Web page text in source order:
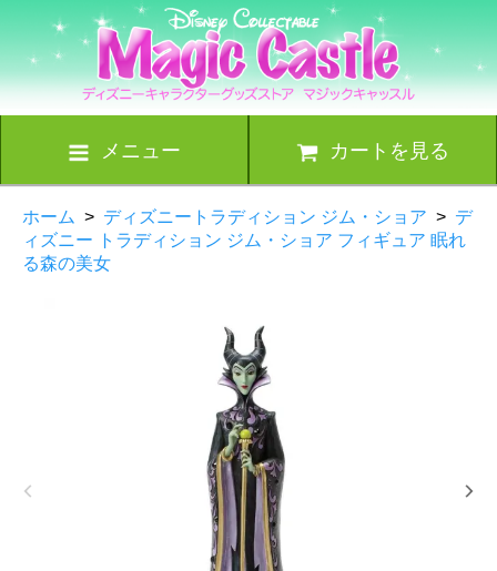
メニュー カートを見る
ホーム > ディズニートラディション ジム・ショア > デ
ィズニー トラディション ジム・ショア フィギュア 眠れ
る森の美女